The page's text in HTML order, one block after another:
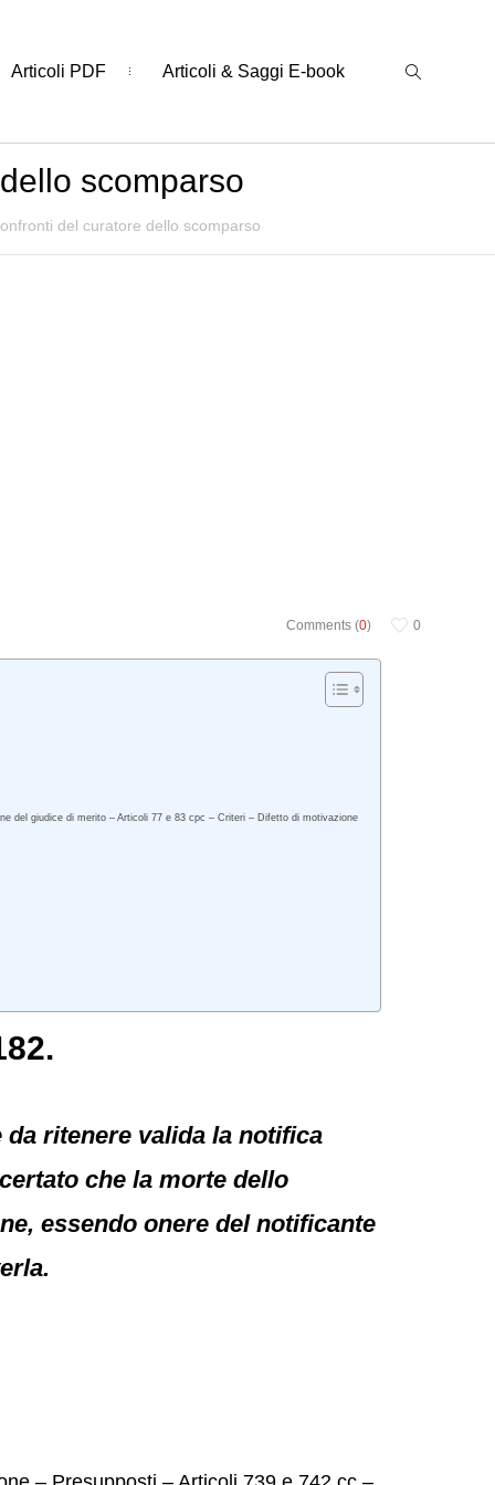
Articoli PDF Articoli & Saggi E-book
scomparso
del curatore dello scomparso
Comments (0) 0
del giudice di merito – Articoli 77 e 83 cpc – Criteri – Difetto di motivazione
ritenere valida la notifica
che la morte dello
essendo onere del notificante